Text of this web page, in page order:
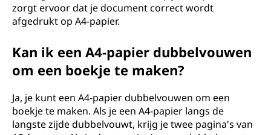
zorgt ervoor dat je document correct wordt
afgedrukt op A4-papier.
Kan ik een A4-papier dubbelvouwen
om een boekje te maken?
Ja, je kunt een A4-papier dubbelvouwen om een
boekje te maken. Als je een A4-papier langs de
langste zijde dubbelvouwt, krijg je twee pagina's van